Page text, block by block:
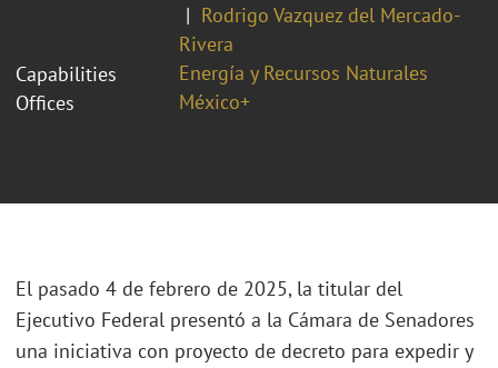
Rodrigo Vazquez del Mercado-
Rivera
Capabilities
Energía y Recursos Naturales
Offices
México+
El pasado 4 de febrero de 2025, la titular del
Ejecutivo Federal presentó a la Cámara de Senadores
una iniciativa con proyecto de decreto para expedir y